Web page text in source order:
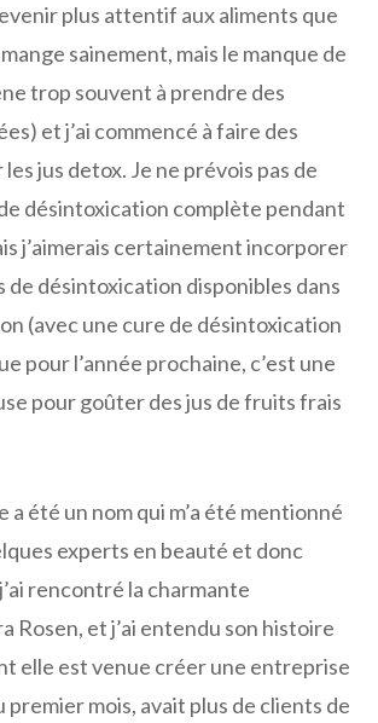
plus attentif aux aliments que
sainement, mais le manque de
trop souvent à prendre des
et j’ai commencé à faire des
jus detox. Je ne prévois pas de
désintoxication complète pendant
j’aimerais certainement incorporer
de désintoxication disponibles dans
(avec une cure de désintoxication
pour l’année prochaine, c’est une
pour goûter des jus de fruits frais
a été un nom qui m’a été mentionné
experts en beauté et donc
rencontré la charmante
Rosen, et j’ai entendu son histoire
elle est venue créer une entreprise
premier mois, avait plus de clients de